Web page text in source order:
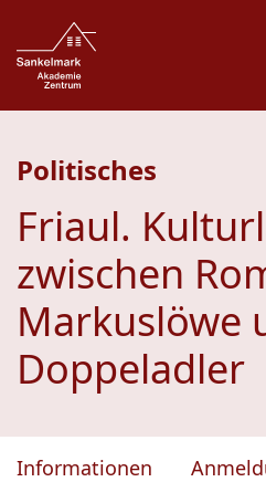
Zum Inhalt springen
Zur Fußzeile springen
Politisches
Friaul.
zwischen
Markuslöwe
Doppeladler
Informationen